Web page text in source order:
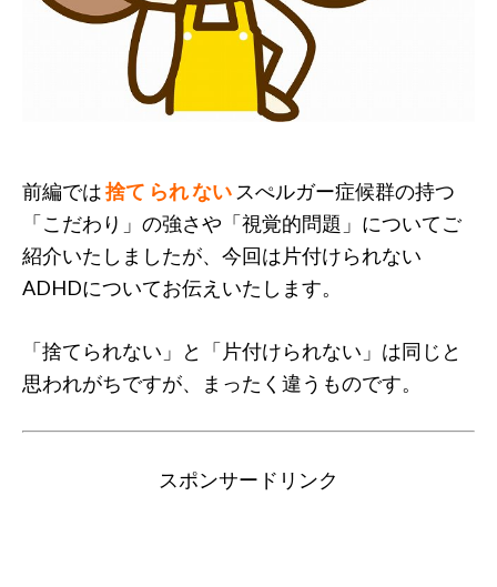
前編では捨て られ ないスぺルガー症候群の持つ
「こだわり」の強さや「視覚的問題」についてご
紹介いたしましたが、今回は片付けられない
ADHDについてお伝えいたします。
「捨てられない」と「片付けられない」は同じと
思われがちですが、まったく違うものです。
スポンサードリンク